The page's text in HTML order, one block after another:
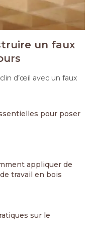
un faux
d’œil avec un faux
pour poser
appliquer de
travail en bois
sur le